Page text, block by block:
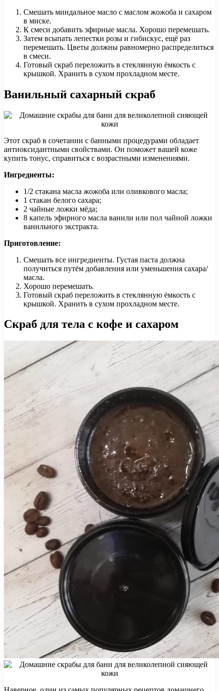
Смешать миндальное масло с маслом жожоба и сахаром
в миске.
К смеси добавить эфирные масла. Хорошо перемешать.
Затем всыпать лепестки розы и гибискус, ещё раз
перемешать. Цветы должны равномерно распределиться
в смеси.
Готовый скраб переложить в стеклянную ёмкость с
крышкой. Хранить в сухом прохладном месте.
Ванильный сахарный скраб
Этот скраб в сочетании с банными процедурами обладает
антиоксидантными свойствами. Он поможет вашей коже
купить тонус, справиться с возрастными изменениями.
Ингредиенты:
1/2 стакана масла жожоба или оливкового масла;
1 стакан белого сахара;
2 чайные ложки мёда;
8 капель эфирного масла ванили или пол чайной ложки
ванильного экстракта.
Приготовление:
Смешать все ингредиенты. Густая паста должна
получиться путём добавления или уменьшения сахара/
масла.
Хорошо перемешать.
Готовый скраб переложить в стеклянную ёмкость с
крышкой. Хранить в сухом прохладном месте.
Скраб для тела с кофе и сахаром